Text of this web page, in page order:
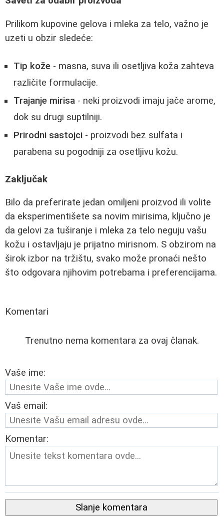
Prilikom kupovine gelova i mleka za telo, važno je
uzeti u obzir sledeće:
Tip kože - masna, suva ili osetljiva koža zahteva
različite formulacije.
Trajanje mirisa - neki proizvodi imaju jače arome,
dok su drugi suptilniji.
Prirodni sastojci - proizvodi bez sulfata i
parabena su pogodniji za osetljivu kožu.
Zaključak
Bilo da preferirate jedan omiljeni proizvod ili volite
da eksperimentišete sa novim mirisima, ključno je
da gelovi za tuširanje i mleka za telo neguju vašu
kožu i ostavljaju je prijatno mirisnom. S obzirom na
širok izbor na tržištu, svako može pronaći nešto
što odgovara njihovim potrebama i preferencijama.
Komentari
Trenutno nema komentara za ovaj članak.
Vaše ime:
Vaš email:
Komentar:
Slanje komentara